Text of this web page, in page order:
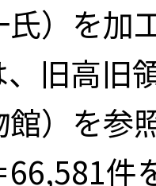
）を加
旧高旧
）を参
件